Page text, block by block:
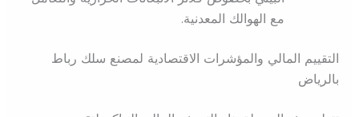
مع الهوالك المعدنية.
التقييم المالي والمؤشرات الاقتصادية لمصنع سلك رباط
بالرياض